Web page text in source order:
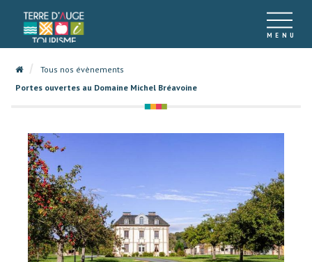
Tous nos évènements
Portes ouvertes au Domaine Michel Bréavoine